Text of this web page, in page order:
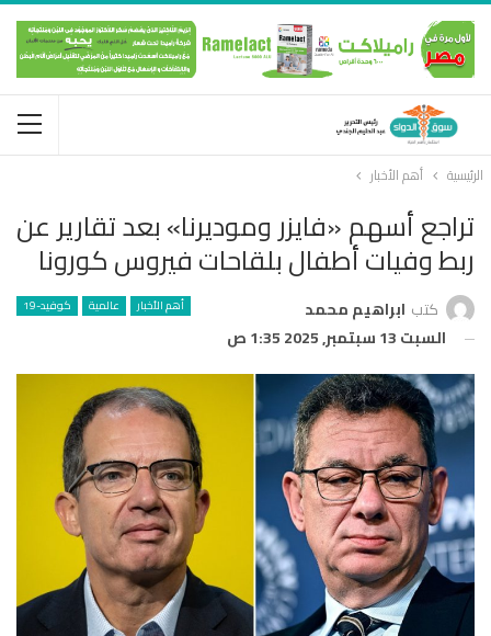
الرئيسية أهم الأخبار
تراجع أسهم «فايزر وموديرنا» بعد تقارير عن
ربط وفيات أطفال بلقاحات فيروس كورونا
أهم الأخبار عالمية كوفيد-19 كتب ابراهيم محمد
السبت 13 سبتمبر, 2025 1:35 ص